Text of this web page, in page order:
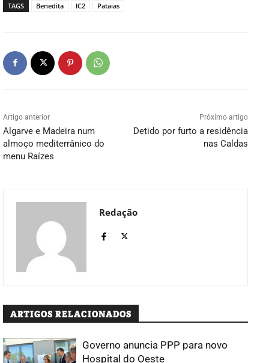
TAGS Benedita IC2 Pataias
Artigo anterior
Algarve e Madeira num
almoço mediterrânico do
menu Raízes
Próximo artigo
Detido por furto a residência
nas Caldas
Redação
ARTIGOS RELACIONADOS
Governo anuncia PPP para novo
Hospital do Oeste